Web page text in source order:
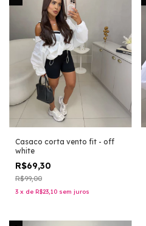
Casaco corta vento fit - off
white
R$69,30
R$99,00
3 x de R$23,10 sem juros